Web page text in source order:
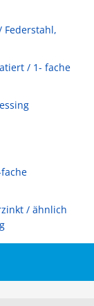
Federstahl,
/ 1- fache
/ ähnlich